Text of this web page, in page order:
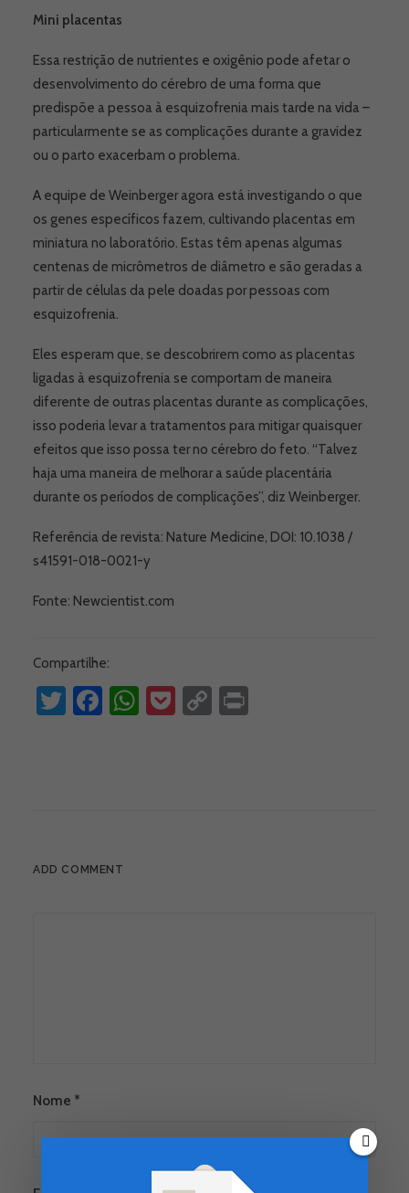
Mini placentas
Essa restrição de nutrientes e oxigênio pode afetar o
desenvolvimento do cérebro de uma forma que
predispõe a pessoa à esquizofrenia mais tarde na vida –
particularmente se as complicações durante a gravidez
ou o parto exacerbam o problema.
A equipe de Weinberger agora está investigando o que
os genes específicos fazem, cultivando placentas em
miniatura no laboratório. Estas têm apenas algumas
centenas de micrômetros de diâmetro e são geradas a
partir de células da pele doadas por pessoas com
esquizofrenia.
Eles esperam que, se descobrirem como as placentas
ligadas à esquizofrenia se comportam de maneira
diferente de outras placentas durante as complicações,
isso poderia levar a tratamentos para mitigar quaisquer
efeitos que isso possa ter no cérebro do feto. “Talvez
haja uma maneira de melhorar a saúde placentária
durante os períodos de complicações”, diz Weinberger.
Referência de revista: Nature Medicine, DOI: 10.1038 /
s41591-018-0021-y
Fonte: Newcientist.com
Compartilhe:
Twitter
Facebook
WhatsApp
Pocket
Copy
ADD COMMENT
Nome *